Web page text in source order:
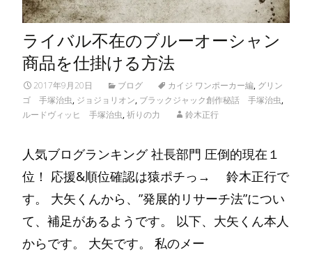
ライバル不在のブルーオーシャン
商品を仕掛ける方法
2017年9月20日 ブログ カイジ ワンポーカー編, グリン
ゴ 手塚治虫, ジョジョリオン, ブラックジャック創作秘話 手塚治虫,
ルードヴィッヒ 手塚治虫,祈りの力 鈴木正行
人気ブログランキング 社長部門 圧倒的現在１
位！ 応援&順位確認は猿ポチっ→ 鈴木正行で
す。 大矢くんから、”発展的リサーチ法”につい
て、補足があるようです。 以下、大矢くん本人
からです。 大矢です。 私のメー